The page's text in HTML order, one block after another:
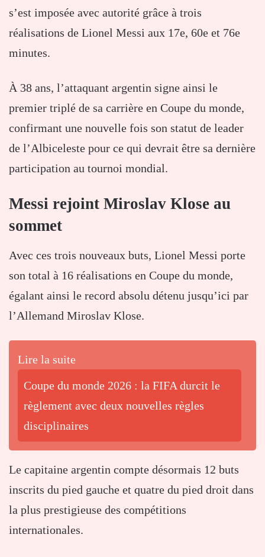
s’est imposée avec autorité grâce à trois
réalisations de Lionel Messi aux 17e, 60e et 76e
minutes.
À 38 ans, l’attaquant argentin signe ainsi le
premier triplé de sa carrière en Coupe du monde,
confirmant une nouvelle fois son statut de leader
de l’Albiceleste pour ce qui devrait être sa dernière
participation au tournoi mondial.
Messi rejoint Miroslav Klose au
sommet
Avec ces trois nouveaux buts, Lionel Messi porte
son total à 16 réalisations en Coupe du monde,
égalant ainsi le record absolu détenu jusqu’ici par
l’Allemand Miroslav Klose.
Lire la suite
Coupe du monde 2026 : la FIFA durcit le
règlement avec deux nouvelles règles
disciplinaires
Le capitaine argentin compte désormais 12 buts
inscrits du pied gauche et quatre du pied droit dans
la plus prestigieuse des compétitions
internationales.